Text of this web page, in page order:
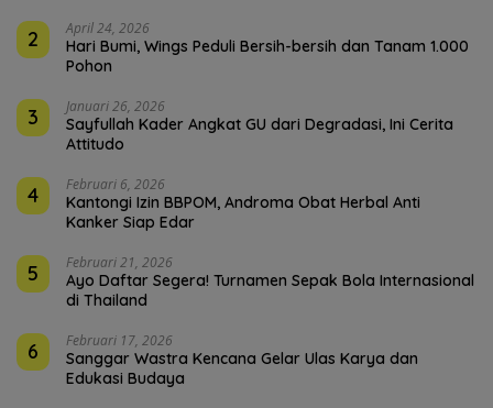
2 April 24, 2026
Hari Bumi, Wings Peduli Bersih-bersih dan Tanam 1.000
Pohon
3 Januari 26, 2026
Sayfullah Kader Angkat GU dari Degradasi, Ini Cerita
Attitudo
4 Februari 6, 2026
Kantongi Izin BBPOM, Androma Obat Herbal Anti
Kanker Siap Edar
5 Februari 21, 2026
Ayo Daftar Segera! Turnamen Sepak Bola Internasional
di Thailand
6 Februari 17, 2026
Sanggar Wastra Kencana Gelar Ulas Karya dan
Edukasi Budaya